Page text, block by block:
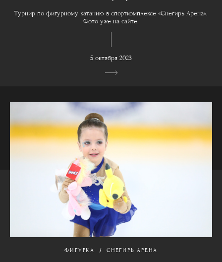
Турнир по фигурному катанию в спорткомплексе «Снегирь Арена».
Фото уже на сайте.
5 октября 2023
ФИГУРКА СНЕГИРЬ АРЕНА